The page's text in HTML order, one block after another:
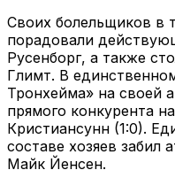
Своих болельщиков в
порадовали
Русенборг, а также
Глимт. В
Тронхейма» на своей
прямого конкурента
Кристиансунн (1:0).
составе хозяев
Майк Йенсен.